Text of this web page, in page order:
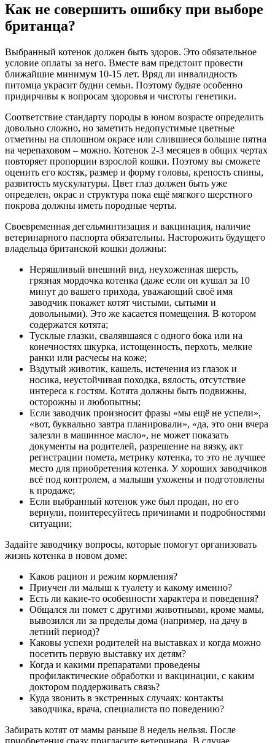
Как не совершить ошибку при выборе
британца?
Выбранный котенок должен быть здоров. Это обязательное
условие оплаты за него. Вместе вам предстоит провести
ближайшие минимум 10-15 лет. Вряд ли инвалидность
питомца украсит будни семьи. Поэтому будьте особенно
придирчивы к вопросам здоровья и чистоты генетики.
Соответствие стандарту породы в юном возрасте определить
довольно сложно, но заметить недопустимые цветные
отметины на сплошном окрасе или слившиеся большие пятна
на черепаховом – можно. Котенок 2-3 месяцев в общих чертах
повторяет пропорции взрослой кошки. Поэтому вы сможете
оценить его костяк, размер и форму головы, крепость спины,
развитость мускулатуры. Цвет глаз должен быть уже
определен, окрас и структура пока ещё мягкого шерстного
покрова должны иметь породные черты.
Своевременная дегельминтизация и вакцинация, наличие
ветеринарного паспорта обязательны. Насторожить будущего
владельца британской кошки должны:
Неряшливый внешний вид, неухоженная шерсть,
грязная мордочка котенка (даже если он кушал за 10
минут до вашего прихода, уважающий своё имя
заводчик покажет котят чистыми, сытыми и
довольными). Это же касается помещения. В котором
содержатся котята;
Тусклые глазки, свалявшаяся с одного бока или на
конечностях шкурка, истощенность, перхоть, мелкие
ранки или расчесы на коже;
Вздутый животик, кашель, истечения из глазок и
носика, неустойчивая походка, вялость, отсутствие
интереса к гостям. Котята должны быть подвижны,
осторожны и любопытны;
Если заводчик произносит фразы «мы ещё не успели»,
«вот, буквально завтра планировали», «да, это они вчера
залезли в машинное масло», не может показать
документы на родителей, разрешение на вязку, акт
регистрации помета, метрику котенка, то это не лучшее
место для приобретения котенка. У хороших заводчиков
всё под контролем, а малыши ухожены и подготовлены
к продаже;
Если выбранный котенок уже был продан, но его
вернули, поинтересуйтесь причинами и подробностями
ситуации;
Задайте заводчику вопросы, которые помогут организовать
жизнь котенка в новом доме:
Каков рацион и режим кормления?
Приучен ли малыш к туалету и какому именно?
Есть ли какие-то особенности характера и поведения?
Общался ли помет с другими животными, кроме мамы,
вывозился ли за пределы дома (например, на дачу в
летний период)?
Каковы успехи родителей на выставках и когда можно
посетить первую выставку их детям?
Когда и какими препаратами проведены
профилактические обработки и вакцинации, с каким
доктором поддерживать связь?
Куда звонить в экстренных случаях: контакты
заводчика, врача, специалиста по поведению?
Забирать котят от мамы раньше 8 недель нельзя. После
приобретения сразу пригласите ветеринара. В случае